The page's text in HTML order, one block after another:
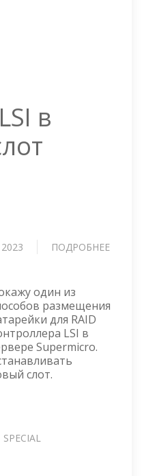
в
ПОДРОБНЕЕ
один из
размещения
для RAID
LSI в
Supermicro.
слот.
SPECIAL